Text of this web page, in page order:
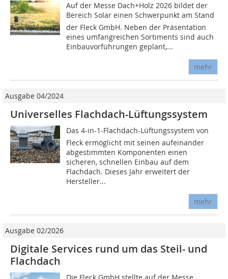
Auf der Messe Dach+Holz 2026 bildet der
Bereich Solar einen Schwerpunkt am Stand
der Fleck GmbH. Neben der Präsentation
eines umfangreichen Sortiments sind auch
Einbauvorführungen geplant,...
mehr
Ausgabe 04/2024
Universelles Flachdach-Lüftungssystem
Das 4-in-1-Flachdach-Lüftungssystem von
Fleck ermöglicht mit seinen aufeinander
abgestimmten Komponenten einen
sicheren, schnellen Einbau auf dem
Flachdach. Dieses Jahr erweitert der
Hersteller...
mehr
Ausgabe 02/2026
Digitale Services rund um das Steil- und
Flachdach